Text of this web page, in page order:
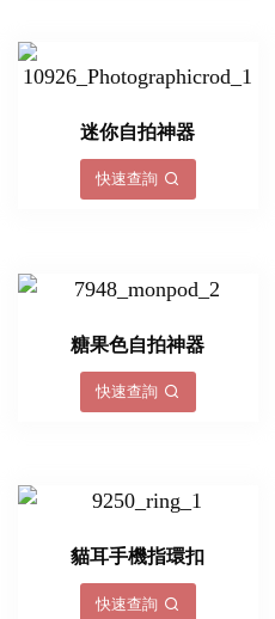
迷你自拍神器
快速查詢
糖果色自拍神器
快速查詢
貓耳手機指環扣
快速查詢